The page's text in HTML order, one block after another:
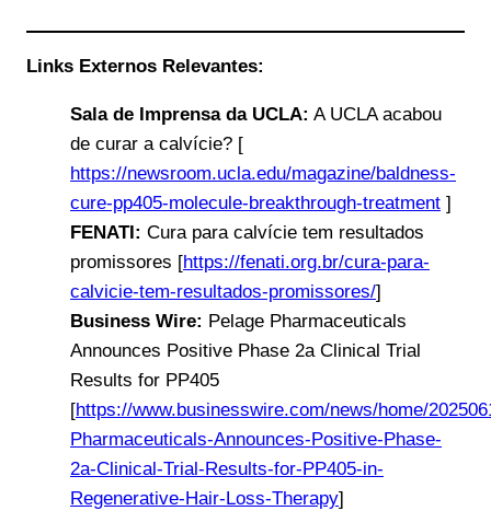
Links Externos Relevantes:
Sala de Imprensa da UCLA: A UCLA acabou
de curar a calvície? [
https://newsroom.ucla.edu/magazine/baldness-
cure-pp405-molecule-breakthrough-treatment ]
FENATI: Cura para calvície tem resultados
promissores [https://fenati.org.br/cura-para-
calvicie-tem-resultados-promissores/]
Business Wire: Pelage Pharmaceuticals
Announces Positive Phase 2a Clinical Trial
Results for PP405
[https://www.businesswire.com/news/home/
Pharmaceuticals-Announces-Positive-Phase-
2a-Clinical-Trial-Results-for-PP405-in-
Regenerative-Hair-Loss-Therapy]